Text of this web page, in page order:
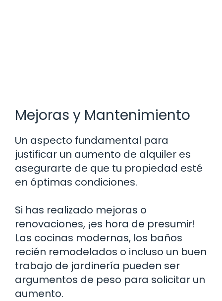
Mejoras y Mantenimiento
Un aspecto fundamental para
justificar un aumento de alquiler es
asegurarte de que tu propiedad esté
en óptimas condiciones.
Si has realizado mejoras o
renovaciones, ¡es hora de presumir!
Las cocinas modernas, los baños
recién remodelados o incluso un buen
trabajo de jardinería pueden ser
argumentos de peso para solicitar un
aumento.